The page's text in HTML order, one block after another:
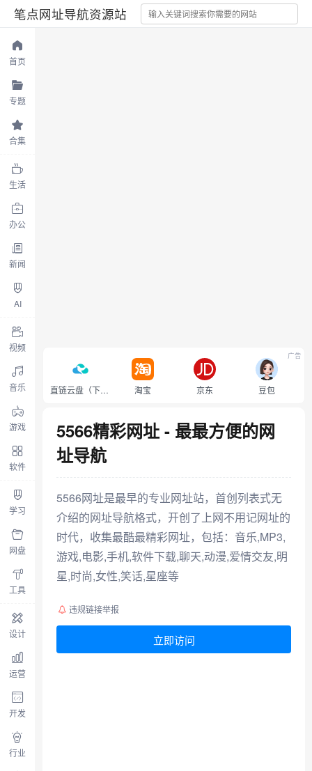
笔点网址导航资源站
首页
专题
合集
生活
办公
新闻
AI
视频
音乐
游戏
软件
学习
网盘
工具
设计
运营
开发
行业
直链云盘（下载不限速） 淘宝 京东 豆包
广告
5566精彩网址 - 最最方便的网
址导航
5566网址是最早的专业网址站，首创列表式无
介绍的网址导航格式，开创了上网不用记网址的
时代，收集最酷最精彩网址，包括：音乐,MP3,
游戏,电影,手机,软件下载,聊天,动漫,爱情交友,明
星,时尚,女性,笑话,星座等
违规链接举报
立即访问